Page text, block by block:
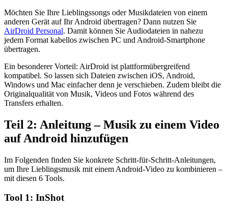
Möchten Sie Ihre Lieblingssongs oder Musikdateien von einem
anderen Gerät auf Ihr Android übertragen? Dann nutzen Sie
AirDroid Personal. Damit können Sie Audiodateien in nahezu
jedem Format kabellos zwischen PC und Android‑Smartphone
übertragen.
Ein besonderer Vorteil: AirDroid ist plattformübergreifend
kompatibel. So lassen sich Dateien zwischen iOS, Android,
Windows und Mac einfacher denn je verschieben. Zudem bleibt die
Originalqualität von Musik, Videos und Fotos während des
Transfers erhalten.
Teil 2: Anleitung – Musik zu einem Video
auf Android hinzufügen
Im Folgenden finden Sie konkrete Schritt‑für‑Schritt‑Anleitungen,
um Ihre Lieblingsmusik mit einem Android‑Video zu kombinieren –
mit diesen 6 Tools.
Tool 1: InShot